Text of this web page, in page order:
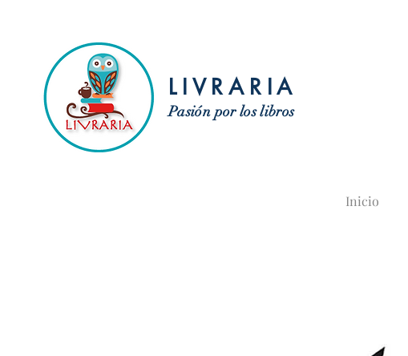
LIVRARIA
Pasión por los libros
Inicio